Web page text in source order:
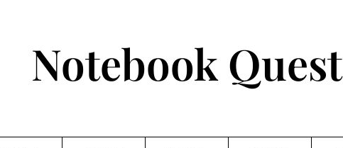
Notebook Quest